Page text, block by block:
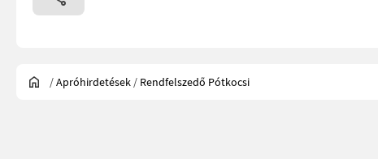
/Apróhirdetések / Rendfelszedő Pótkocsi